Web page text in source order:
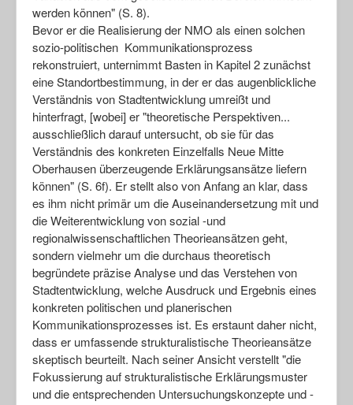
werden können" (S. 8).
Bevor er die Realisierung der NMO als einen solchen
sozio-politischen Kommunikationsprozess
rekonstruiert, unternimmt Basten in Kapitel 2 zunächst
eine Standortbestimmung, in der er das augenblickliche
Verständnis von Stadtentwicklung umreißt und
hinterfragt, [wobei] er "theoretische Perspektiven...
ausschließlich darauf untersucht, ob sie für das
Verständnis des konkreten Einzelfalls Neue Mitte
Oberhausen überzeugende Erklärungsansätze liefern
können" (S. 6f). Er stellt also von Anfang an klar, dass
es ihm nicht primär um die Auseinandersetzung mit und
die Weiterentwicklung von sozial -und
regionalwissenschaftlichen Theorieansätzen geht,
sondern vielmehr um die durchaus theoretisch
begründete präzise Analyse und das Verstehen von
Stadtentwicklung, welche Ausdruck und Ergebnis eines
konkreten politischen und planerischen
Kommunikationsprozesses ist. Es erstaunt daher nicht,
dass er umfassende strukturalistische Theorieansätze
skeptisch beurteilt. Nach seiner Ansicht verstellt "die
Fokussierung auf strukturalistische Erklärungsmuster
und die entsprechenden Untersuchungskonzepte und -